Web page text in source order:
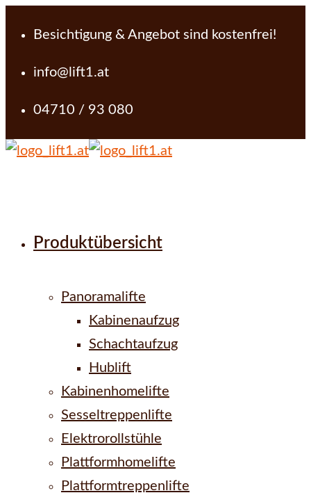
Besichtigung & Angebot sind kostenfrei!
info@lift1.at
04710 / 93 080
Produktübersicht
Panoramalifte
Kabinenaufzug
Schachtaufzug
Hublift
Kabinenhomelifte
Sesseltreppenlifte
Elektrorollstühle
Plattformhomelifte
Plattformtreppenlifte